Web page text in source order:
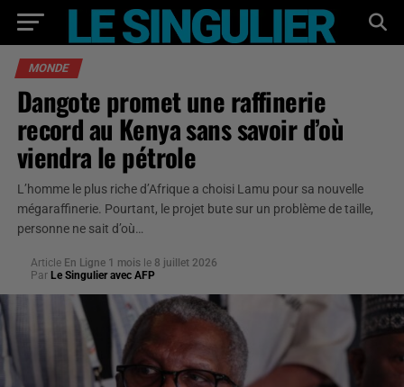
MONDE
Dangote promet une raffinerie
record au Kenya sans savoir d’où
viendra le pétrole
L’homme le plus riche d’Afrique a choisi Lamu pour sa nouvelle
mégaraffinerie. Pourtant, le projet bute sur un problème de taille,
personne ne sait d’où…
Article En Ligne 1 mois le 8 juillet 2026
Par Le Singulier avec AFP